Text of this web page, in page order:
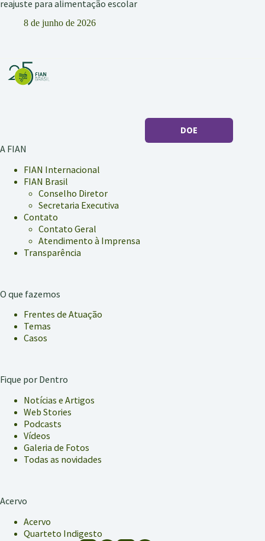
reajuste para alimentação escolar
8 de junho de 2026
DOE
A FIAN
FIAN Internacional
FIAN Brasil
Conselho Diretor
Secretaria Executiva
Contato
Contato Geral
Atendimento à Imprensa
Transparência
O que fazemos
Frentes de Atuação
Temas
Casos
Fique por Dentro
Notícias e Artigos
Web Stories
Podcasts
Vídeos
Galeria de Fotos
Todas as novidades
Acervo
Acervo
Quarteto Indigesto